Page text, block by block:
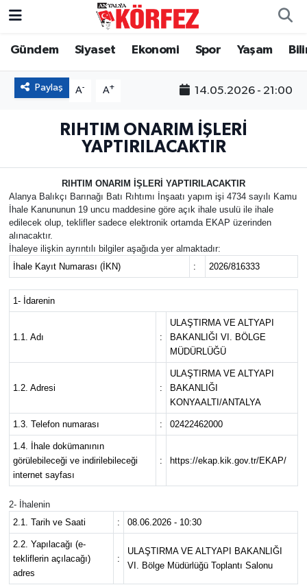
Gündem Siyaset Ekonomi Spor Yaşam
Paylaş A- A+ 14.05.2026 - 21:00
RIHTIM ONARIM İŞLERİ
YAPTIRILACAKTIR
RIHTIM ONARIM İŞLERİ YAPTIRILACAKTIR
Alanya Balıkçı Barınağı Batı Rıhtımı İnşaatı yapım işi 4734 sayılı Kamu
İhale Kanununun 19 uncu maddesine göre açık ihale usulü ile ihale
edilecek olup, teklifler sadece elektronik ortamda EKAP üzerinden
alınacaktır.
İhaleye ilişkin ayrıntılı bilgiler aşağıda yer almaktadır:
İhale Kayıt Numarası (İKN)
: 2026/816333
1- İdarenin
1.1. Adı :
ULAŞTIRMA VE ALTYAPI
BAKANLIĞI VI. BÖLGE
MÜDÜRLÜĞÜ
1.2. Adresi :
ULAŞTIRMA VE ALTYAPI
BAKANLIĞI
KONYAALTI/ANTALYA
1.3. Telefon numarası : 02422462000
1.4. İhale dokümanının
görülebileceği ve indirilebileceği
internet sayfası
: https://ekap.kik.gov.tr/EKAP/
2- İhalenin
2.1. Tarih ve Saati
: 08.06.2026 - 10:30
2.2. Yapılacağı (e-
tekliflerin açılacağı)
adres
:
ULAŞTIRMA VE ALTYAPI BAKANLIĞI
VI. Bölge Müdürlüğü Toplantı Salonu
Gündem
Siyaset
Yerel Yönetim
Spor
Yaşam
Asayiş
Dünya
Eğitim
Sağlık
Turizm
Çevre
Kültür ve Sanat
Sivil Toplum
Nöbetçi Eczaneler
Hava Durumu
Trafik Durumu
Tüm Manşetler
Son Dakika Haberleri
Haber Arşivi